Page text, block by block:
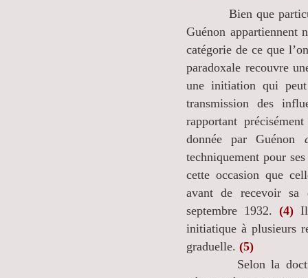
Bien que
Guénon appartiennent
catégorie de ce que
paradoxale recouvre
une initiation qui
transmission des
rapportant
donnée par Guénon
techniquement pour
cette occasion que
avant de recevoir sa
septembre 1932. (4)Il
initiatique à plusieurs
graduelle. (5)
Selon la doctrine